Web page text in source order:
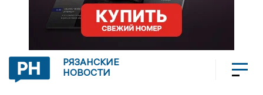
РЯЗАНСКИЕ
НОВОСТИ